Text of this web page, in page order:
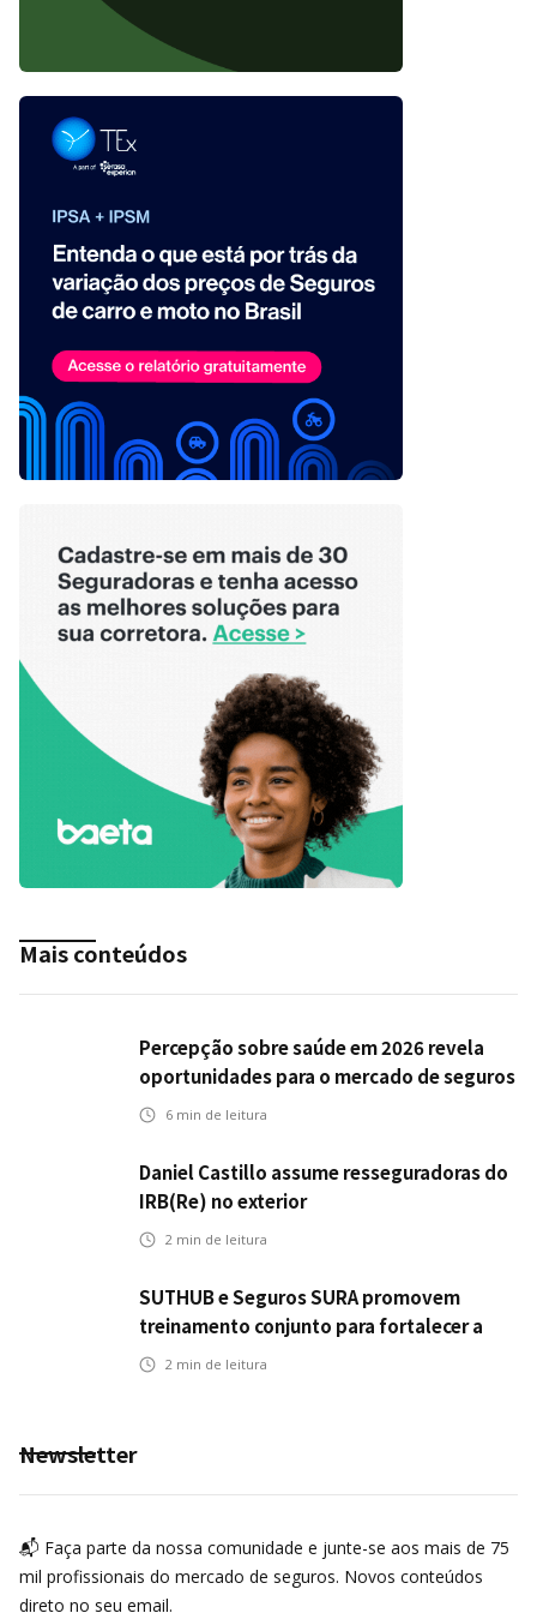
Mais conteúdos
Percepção sobre saúde em 2026 revela
oportunidades para o mercado de seguros
ampliar cobertura e prevenção
6 min de leitura
Daniel Castillo assume resseguradoras do
IRB(Re) no exterior
2 min de leitura
SUTHUB e Seguros SURA promovem
treinamento conjunto para fortalecer a
operação comercial do Seguro Mobilidade
2 min de leitura
Newsletter
📬 Faça parte da nossa comunidade e junte-se aos mais de 75
mil profissionais do mercado de seguros. Novos conteúdos
direto no seu email.